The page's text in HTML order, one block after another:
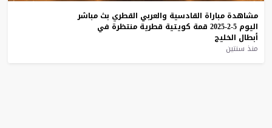
مشاهدة مباراة القادسية والعربي القطري بث مباشر
اليوم 5-2-2025 قمة كويتية قطرية منتظرة في
أبطال الخليج
منذ سنتين